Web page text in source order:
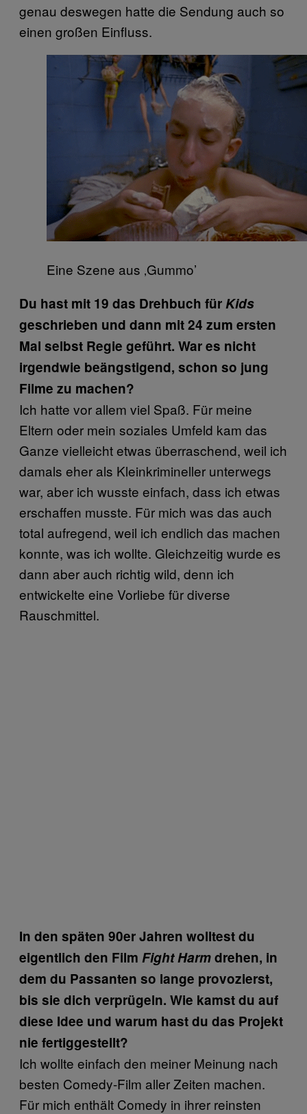
genau deswegen hatte die Sendung auch so
einen großen Einfluss.
Eine Szene aus ‚Gummo’
Du hast mit 19 das Drehbuch fürKids
geschrieben und dann mit 24 zum ersten
Mal selbst Regie geführt. War es nicht
irgendwie beängstigend, schon so jung
Filme zu machen?
Ich hatte vor allem viel Spaß. Für meine
Eltern oder mein soziales Umfeld kam das
Ganze vielleicht etwas überraschend, weil ich
damals eher als Kleinkrimineller unterwegs
war, aber ich wusste einfach, dass ich etwas
erschaffen musste. Für mich was das auch
total aufregend, weil ich endlich das machen
konnte, was ich wollte. Gleichzeitig wurde es
dann aber auch richtig wild, denn ich
entwickelte eine Vorliebe für diverse
Rauschmittel.
In den späten 90er Jahren wolltest du
eigentlich den Film Fight Harmdrehen, in
dem du Passanten so lange provozierst,
bis sie dich verprügeln. Wie kamst du auf
diese Idee und warum hast du das Projekt
nie fertiggestellt?
Ich wollte einfach den meiner Meinung nach
besten Comedy-Film aller Zeiten machen.
Für mich enthält Comedy in ihrer reinsten